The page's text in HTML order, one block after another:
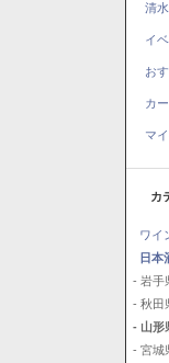
清
イ
お
カ
マ
カテ
ワイ
日本
- 岩手
- 秋田
- 山形
- 宮城